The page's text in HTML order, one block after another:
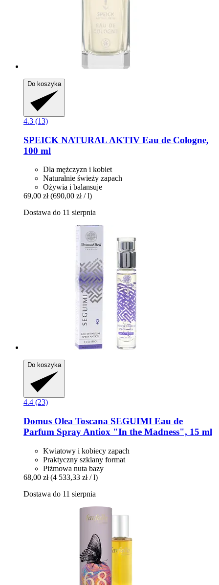
Do koszyka
4.3 (13)
SPEICK NATURAL AKTIV Eau de Cologne,
100 ml
Dla mężczyzn i kobiet
Naturalnie świeży zapach
Ożywia i balansuje
69,00 zł (690,00 zł / l)
Dostawa do 11 sierpnia
Do koszyka
4.4 (23)
Domus Olea Toscana SEGUIMI Eau de
Parfum Spray Antiox "In the Madness", 15 ml
Kwiatowy i kobiecy zapach
Praktyczny szklany format
Piżmowa nuta bazy
68,00 zł (4 533,33 zł / l)
Dostawa do 11 sierpnia